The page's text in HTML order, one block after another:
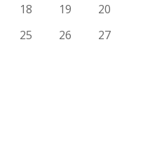
18 19
20
25 26
27